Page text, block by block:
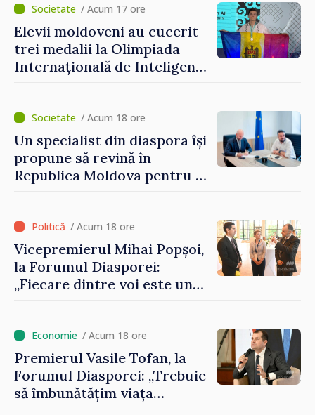
Grosu: „Este important să
depășim blocajele și să dăm o
șansă localităților să se
dezvolte”
/ Acum 17 ore
Elevii moldoveni au cucerit
trei medalii la Olimpiada
Internațională de Inteligență
/ Acum 18 ore
Un specialist din diaspora își
propune să revină în
Republica Moldova pentru a
/ Acum 18 ore
Vicepremierul Mihai Popșoi,
la Forumul Diasporei:
„Fiecare dintre voi este un
imaginii Republicii Moldova”
/ Acum 18 ore
Premierul Vasile Tofan, la
Forumul Diasporei: „Trebuie
să îmbunătățim viața